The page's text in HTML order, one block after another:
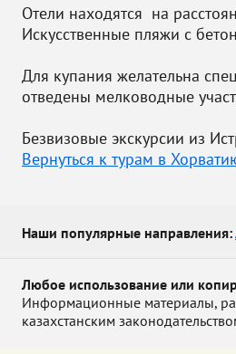
Отели находятся на
Искусственные пляжи с
Для купания желательна
отведены мелководные
Безвизовые экскурсии из
Вернуться к турам в
Наши популярные направления:
Любое использование или
Информационные материалы,
казахстанским